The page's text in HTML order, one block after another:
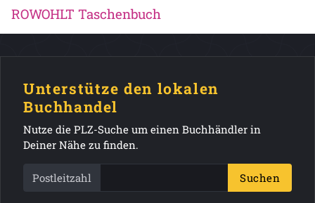
ROWOHLT Taschenbuch
Unterstütze den lokalen
Buchhandel
Nutze die PLZ-Suche um einen Buchhändler in
Deiner Nähe zu finden.
Postleitzahl Suchen